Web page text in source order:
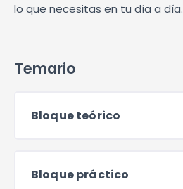
lo que necesitas en tu día a día.
Temario
Bloque teórico
Bloque práctico